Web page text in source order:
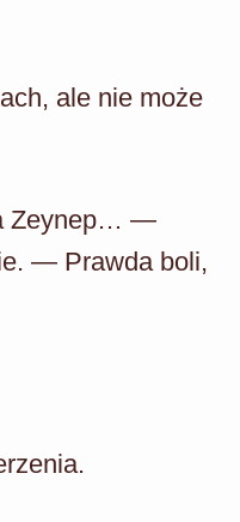
ale nie może
Zeynep… —
— Prawda boli,